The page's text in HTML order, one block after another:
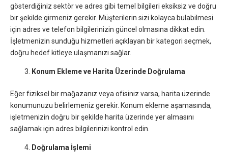
gösterdiğiniz sektör ve adres gibi temel bilgileri eksiksiz ve doğru
bir şekilde girmeniz gerekir. Müşterilerin sizi kolayca bulabilmesi
için adres ve telefon bilgilerinizin güncel olmasına dikkat edin.
İşletmenizin sunduğu hizmetleri açıklayan bir kategori seçmek,
doğru hedef kitleye ulaşmanızı sağlar.
Konum Ekleme ve Harita Üzerinde Doğrulama
Eğer fiziksel bir mağazanız veya ofisiniz varsa, harita üzerinde
konumunuzu belirlemeniz gerekir. Konum ekleme aşamasında,
işletmenizin doğru bir şekilde harita üzerinde yer almasını
sağlamak için adres bilgilerinizi kontrol edin.
Doğrulama İşlemi